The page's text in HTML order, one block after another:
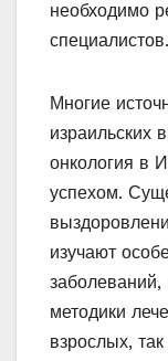
необходимо
специалистов.
Многие
израильских
онкология в
успехом.
изучают
методики
взрослых,